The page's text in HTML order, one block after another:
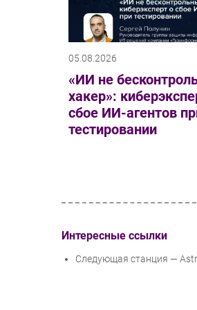
05.08.2026
«ИИ не
хакер»:
сбое ИИ-агентов
тестировании
Интересные ссылки
Следующая станция —